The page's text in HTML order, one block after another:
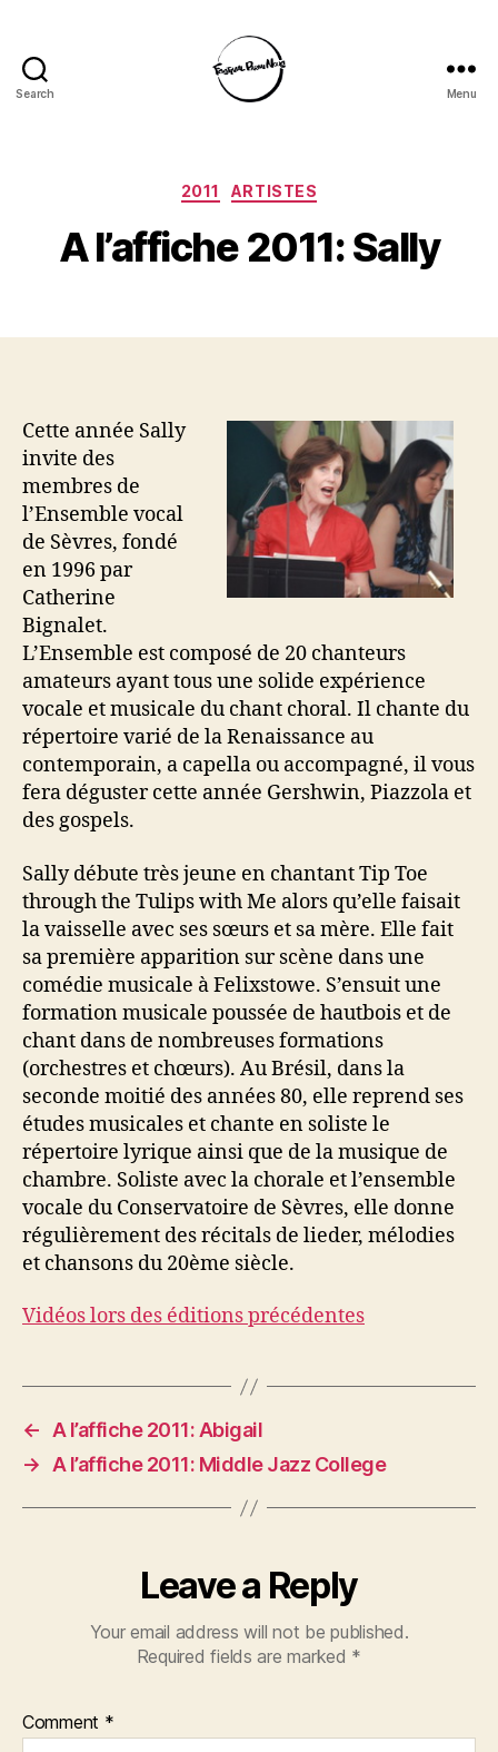
Search Menu
Categories
2011 ARTISTES
A l’affiche 2011: Sally
Cette année Sally
invite des
membres de
l’Ensemble vocal
de Sèvres, fondé
en 1996 par
Catherine
Bignalet.
L’Ensemble est composé de 20 chanteurs
amateurs ayant tous une solide expérience
vocale et musicale du chant choral. Il chante du
répertoire varié de la Renaissance au
contemporain, a capella ou accompagné, il vous
fera déguster cette année Gershwin, Piazzola et
des gospels.
Sally débute très jeune en chantant Tip Toe
through the Tulips with Me alors qu’elle faisait
la vaisselle avec ses sœurs et sa mère. Elle fait
sa première apparition sur scène dans une
comédie musicale à Felixstowe. S’ensuit une
formation musicale poussée de hautbois et de
chant dans de nombreuses formations
(orchestres et chœurs). Au Brésil, dans la
seconde moitié des années 80, elle reprend ses
études musicales et chante en soliste le
répertoire lyrique ainsi que de la musique de
chambre. Soliste avec la chorale et l’ensemble
vocale du Conservatoire de Sèvres, elle donne
régulièrement des récitals de lieder, mélodies
et chansons du 20ème siècle.
Vidéos lors des éditions précédentes
←
A l’affiche 2011: Abigail
→
A l’affiche 2011: Middle Jazz College
Leave a Reply
Your email address will not be published.
Required fields are marked *
Comment *